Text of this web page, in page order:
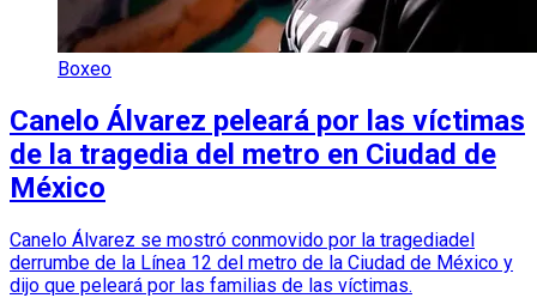
Boxeo
Canelo Álvarez peleará por las víctimas
de la tragedia del metro en Ciudad de
México
Canelo Álvarez se mostró conmovido por la tragediadel
derrumbe de la Línea 12 del metro de la Ciudad de México y
dijo que peleará por las familias de las víctimas.